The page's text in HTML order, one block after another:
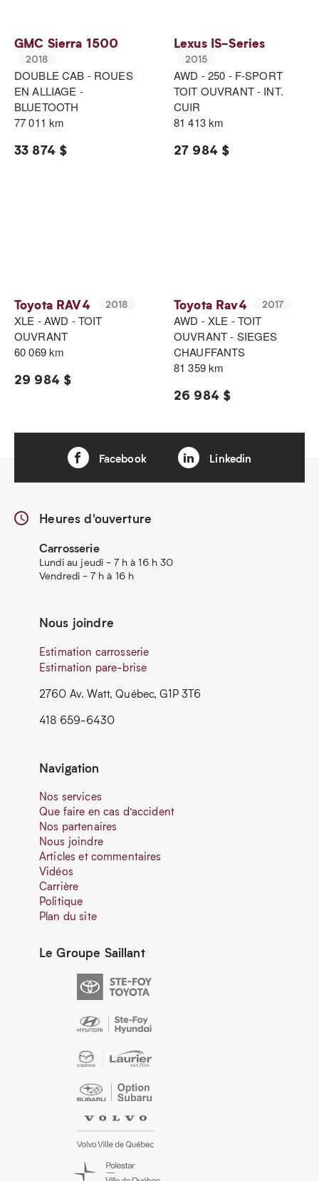
GMC Sierra 1500
2018
DOUBLE CAB - ROUES
EN ALLIAGE -
BLUETOOTH
77 011 km
33 874 $
Lexus IS-Series
2015
AWD - 250 - F-SPORT
TOIT OUVRANT - INT.
CUIR
81 413 km
27 984 $
Toyota RAV4 2018
XLE - AWD - TOIT
OUVRANT
60 069 km
29 984 $
Toyota Rav4 2017
AWD - XLE - TOIT
OUVRANT - SIEGES
CHAUFFANTS
81 359 km
26 984 $
Facebook Linkedin
Heures d'ouverture
Carrosserie
Lundi au jeudi - 7 h à 16 h 30
Vendredi - 7 h à 16 h
Nous joindre
Estimation carrosserie
Estimation pare-brise
2760 Av. Watt, Québec, G1P 3T6
418 659-6430
Navigation
Nos services
Que faire en cas d’accident
Nos partenaires
Nous joindre
Articles et commentaires
Vidéos
Carrière
Politique
Plan du site
Le Groupe Saillant